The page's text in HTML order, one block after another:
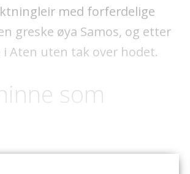
med forferdelige
greske øya Samos, og etter
Aten uten tak over hodet.
som